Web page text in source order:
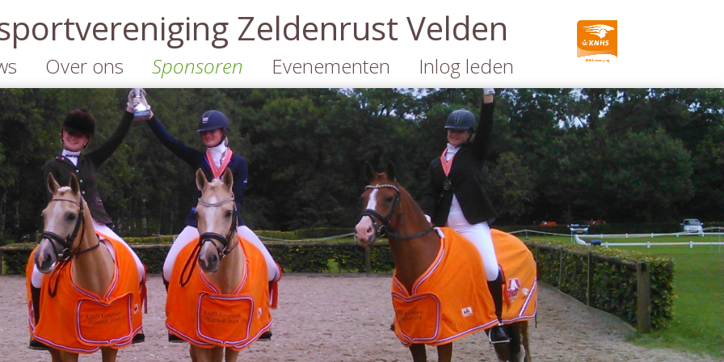
Zeldenrust Velden
Over ons
Organisatie
Informatie
Lidmaatschappen
Tarieven
Contact
Duurzaamheid
Sponsoren
Informatie
Sponsoren
Cross-event
Sponsorkliks.nl
Jumbo Benders
Actie
Evenementen
Kalender
Concoursen
Cross-event
2026
Inlog leden